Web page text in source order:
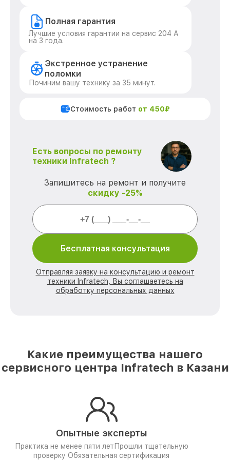
Полная гарантия
Лучшие условия гарантии на сервис 204 А
на 3 года.
Экстренное устранение
поломки
Починим вашу технику за 35 минут.
Стоимость работ от 450₽
Есть вопросы по ремонту
техники Infratech ?
Запишитесь на ремонт и получите
скидку -25%
Бесплатная консультация
Отправляя заявку на консультацию и ремонт
техники Infratech, Вы соглашаетесь на
обработку персональных данных
Какие преимущества нашего
сервисного центра Infratech в Казани
Опытные эксперты
Практика не менее пяти лет Прошли тщательную
проверку Обязательная сертификация